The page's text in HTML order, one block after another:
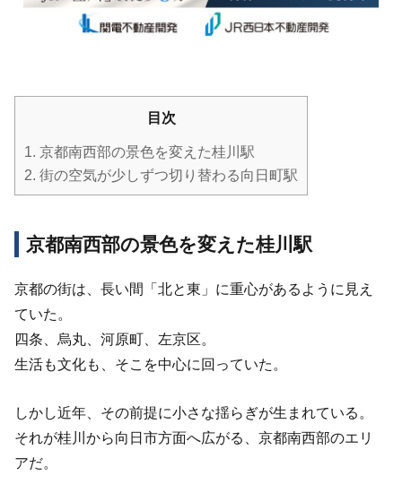
目次
1. 京都南西部の景色を変えた桂川駅
2. 街の空気が少しずつ切り替わる向日町駅
京都南西部の景色を変えた桂川駅
京都の街は、長い間「北と東」に重心があるように見え
ていた。
四条、烏丸、河原町、左京区。
生活も文化も、そこを中心に回っていた。
しかし近年、その前提に小さな揺らぎが生まれている。
それが桂川から向日市方面へ広がる、京都南西部のエリ
アだ。